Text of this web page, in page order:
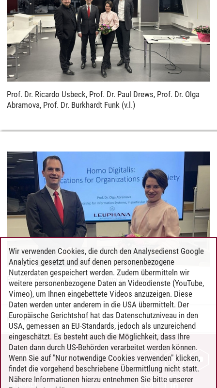
Prof. Dr. Ricardo Usbeck, Prof. Dr. Paul Drews, Prof. Dr. Olga
Abramova, Prof. Dr. Burkhardt Funk (v.l.)
Prof. Dr. Paul Drews, Prof. Dr. Olga Abramova (v.l.)
Madlen Schmaltz/29.01.2025
KONTAKT
LEUPHANA ALS ARBEITGEBER
INTRANET
Wir verwenden Cookies, die durch den Analysedienst Google
Analytics gesetzt und auf denen personenbezogene
Nutzerdaten gespeichert werden. Zudem übermitteln wir
weitere personenbezogene Daten an Videodienste (YouTube,
Vimeo), um Ihnen eingebettete Videos anzuzeigen. Diese
Daten werden unter anderem in die USA übermittelt. Der
Europäische Gerichtshof hat das Datenschutzniveau in den
USA, gemessen an EU-Standards, jedoch als unzureichend
eingeschätzt. Es besteht auch die Möglichkeit, dass Ihre
Daten dann durch US-Behörden verarbeitet werden können.
Wenn Sie auf "Nur notwendige Cookies verwenden" klicken,
findet die vorgehend beschriebene Übermittlung nicht statt.
Nähere Informationen hierzu entnehmen Sie bitte unserer